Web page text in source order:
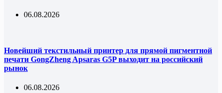
06.08.2026
Новейший текстильный принтер для прямой пигментной
печати GongZheng Apsaras G5P выходит на российский
рынок
06.08.2026